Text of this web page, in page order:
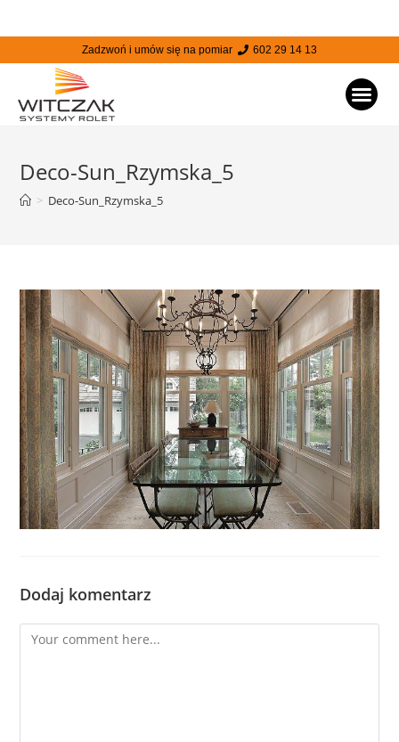
Zadzwoń i umów się na pomiar 602 29 14 13
Deco-Sun_Rzymska_5
> Deco-Sun_Rzymska_5
Dodaj komentarz